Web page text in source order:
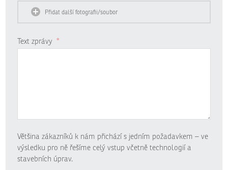
Přidat další fotografii/soubor
Text zprávy *
Většina zákazníků k nám přichází s jedním požadavkem – ve
výsledku pro ně řešíme celý vstup včetně technologií a
stavebních úprav.